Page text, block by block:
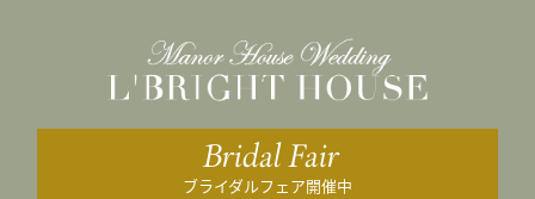
Bridal Fair
ブライダルフェア開催中